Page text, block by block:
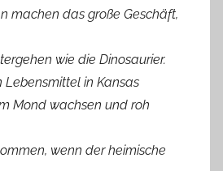
machen das große Geschäft,
wie die Dinosaurier.
Lebensmittel in Kansas
Mond wachsen und roh
wenn der heimische